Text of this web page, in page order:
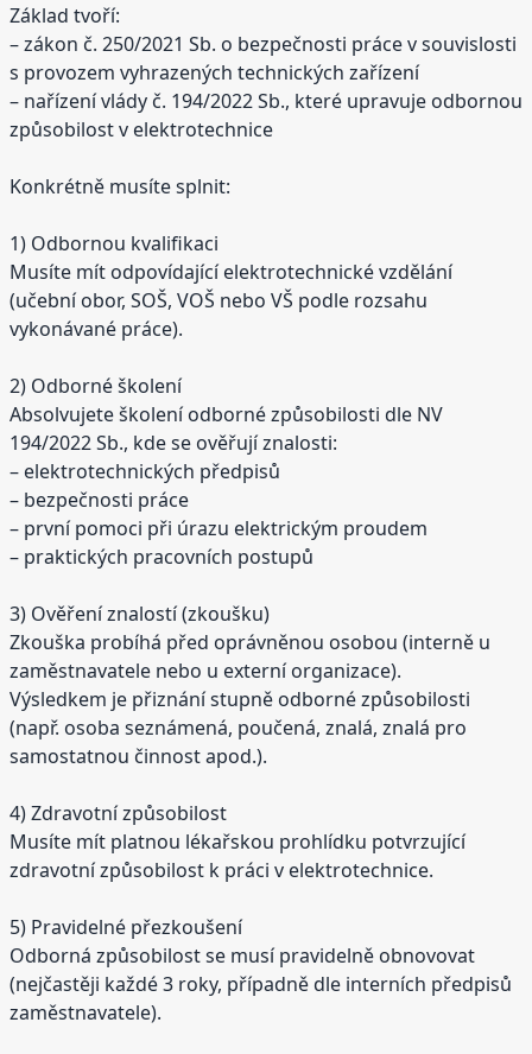
Základ tvoří:
– zákon č. 250/2021 Sb. o bezpečnosti práce v souvislosti
s provozem vyhrazených technických zařízení
– nařízení vlády č. 194/2022 Sb., které upravuje odbornou
způsobilost v elektrotechnice
Konkrétně musíte splnit:
1) Odbornou kvalifikaci
Musíte mít odpovídající elektrotechnické vzdělání
(učební obor, SOŠ, VOŠ nebo VŠ podle rozsahu
vykonávané práce).
2) Odborné školení
Absolvujete školení odborné způsobilosti dle NV
194/2022 Sb., kde se ověřují znalosti:
– elektrotechnických předpisů
– bezpečnosti práce
– první pomoci při úrazu elektrickým proudem
– praktických pracovních postupů
3) Ověření znalostí (zkoušku)
Zkouška probíhá před oprávněnou osobou (interně u
zaměstnavatele nebo u externí organizace).
Výsledkem je přiznání stupně odborné způsobilosti
(např. osoba seznámená, poučená, znalá, znalá pro
samostatnou činnost apod.).
4) Zdravotní způsobilost
Musíte mít platnou lékařskou prohlídku potvrzující
zdravotní způsobilost k práci v elektrotechnice.
5) Pravidelné přezkoušení
Odborná způsobilost se musí pravidelně obnovovat
(nejčastěji každé 3 roky, případně dle interních předpisů
zaměstnavatele).